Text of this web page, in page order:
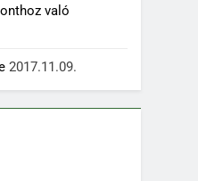
való
2017.11.09.